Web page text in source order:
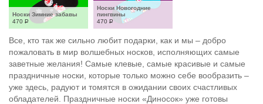
Носки Зимние забавы
470 Р
Носки Новогодние
пингвины
470 Р
Все, кто так же сильно любит подарки, как и мы – добро
пожаловать в мир волшебных носков, исполняющих самые
заветные желания! Самые клевые, самые красивые и самые
праздничные носки, которые только можно себе вообразить –
уже здесь, радуют и томятся в ожидании своих счастливых
обладателей. Праздничные носки «Диносок» уже готовы